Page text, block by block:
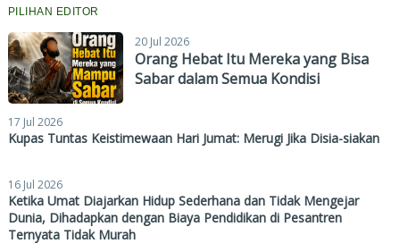
PILIHAN EDITOR
20 Jul 2026
Orang Hebat Itu Mereka yang Bisa
Sabar dalam Semua Kondisi
17 Jul 2026
Kupas Tuntas Keistimewaan Hari Jumat: Merugi Jika Disia-siakan
16 Jul 2026
Ketika Umat Diajarkan Hidup Sederhana dan Tidak Mengejar
Dunia, Dihadapkan dengan Biaya Pendidikan di Pesantren
Ternyata Tidak Murah